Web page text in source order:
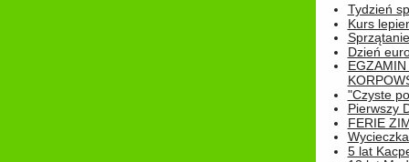
Tydzień
Kurs
Dzień
"Czyste
Pierwszy
FERIE
5 lat